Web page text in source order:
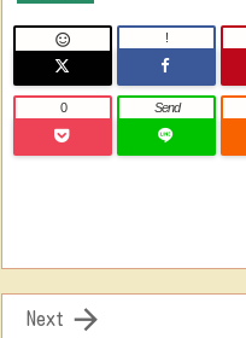
 !
0 Send

Next